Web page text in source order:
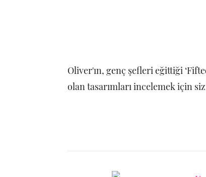
Oliver'ın, genç şefleri eğittiği
olan tasarımları incelemek için